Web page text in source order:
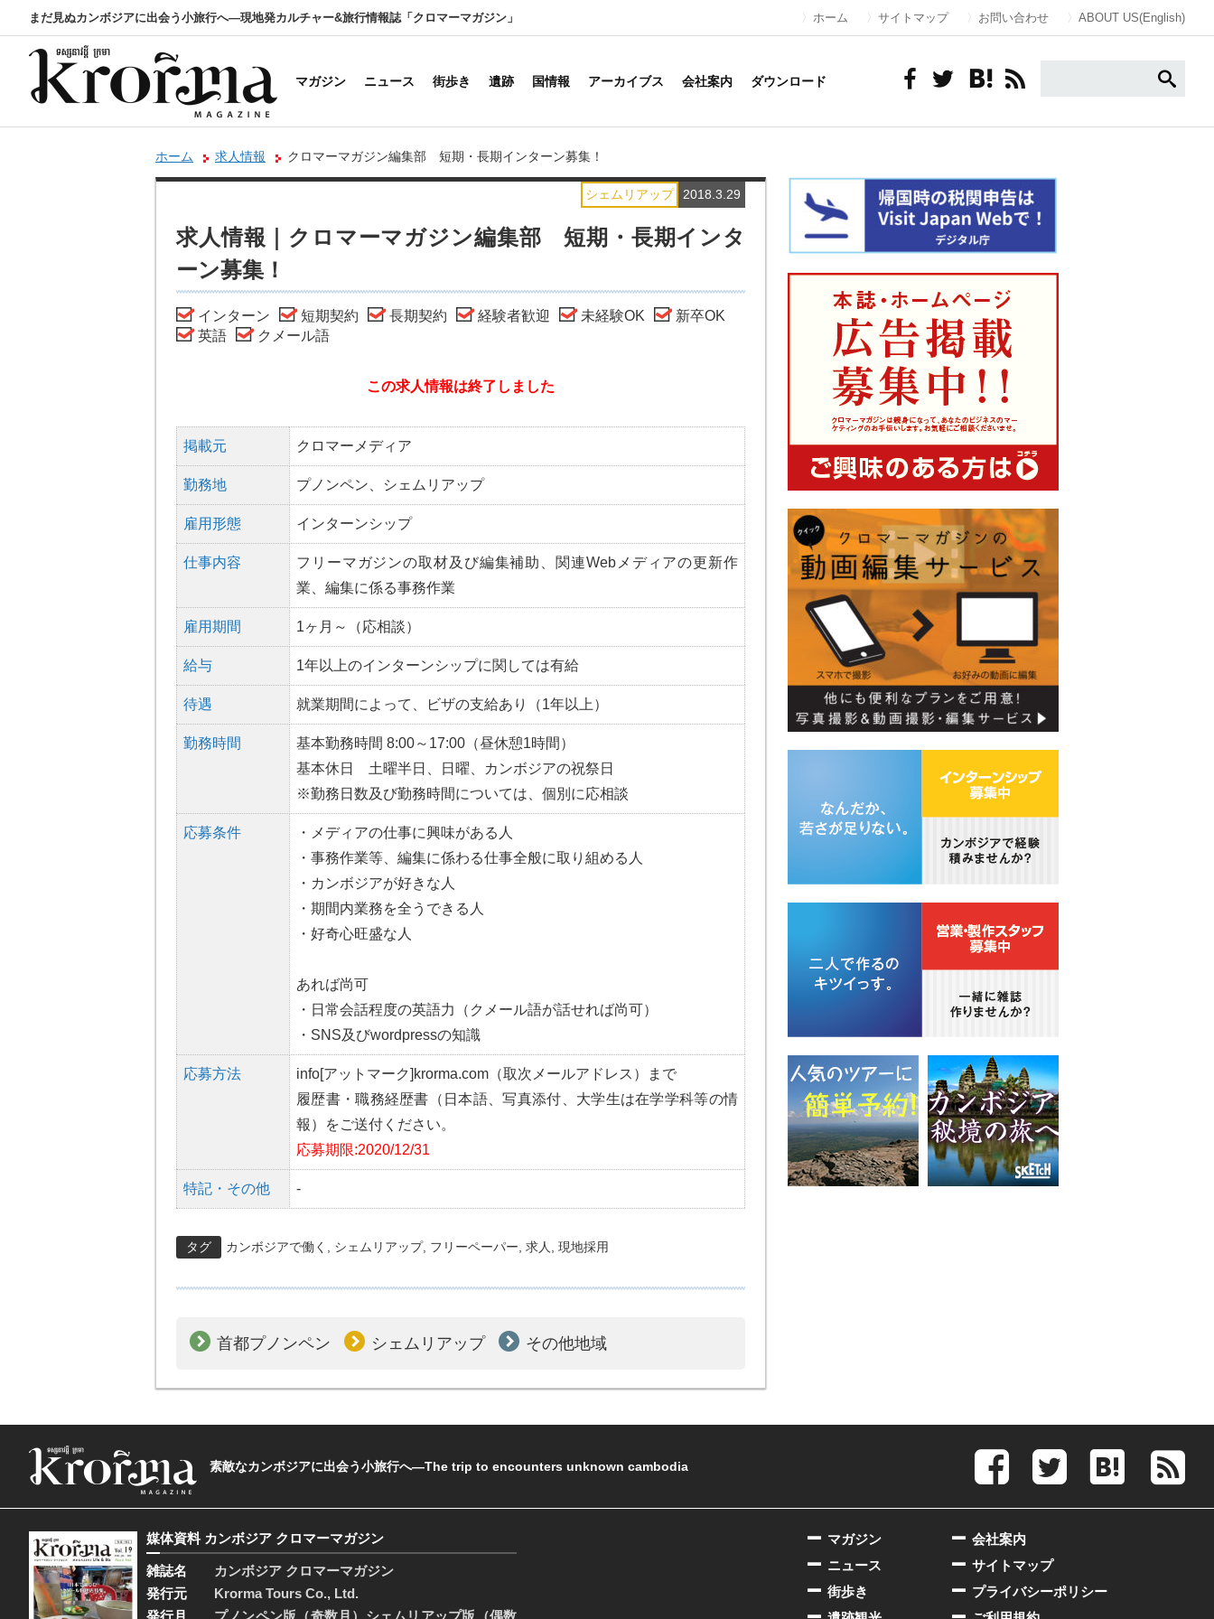
まだ見ぬカンボジアに出会う小旅行へ―現地発カルチャー&旅行情報誌「クロマーマガジン」 ホーム サイトマップ お問い合わせ ABOUT US(English)
マガジン ニュース 街歩き 遺跡 国情報 アーカイブス 会社案内 ダウンロード
ホーム 求人情報 クロマーマガジン編集部 短期・長期インターン募集！
2018.3.29
シェムリアップ
求人情報｜クロマーマガジン編集部 短期・長期インタ
ーン募集！
インターン 短期契約 長期契約 経験者歓迎 未経験OK
新卒OK
英語
クメール語
この求人情報は終了しました
掲載元 クロマーメディア
勤務地 プノンペン、シェムリアップ
雇用形態 インターンシップ
仕事内容
フリーマガジンの取材及び編集補助、関連Webメディアの更新作
業、編集に係る事務作業
雇用期間 1ヶ月～（応相談）
給与 1年以上のインターンシップに関しては有給
待遇 就業期間によって、ビザの支給あり（1年以上）
勤務時間
基本勤務時間 8:00～17:00（昼休憩1時間）
基本休日 土曜半日、日曜、カンボジアの祝祭日
※勤務日数及び勤務時間については、個別に応相談
応募条件
・メディアの仕事に興味がある人
・事務作業等、編集に係わる仕事全般に取り組める人
・カンボジアが好きな人
・期間内業務を全うできる人
・好奇心旺盛な人
あれば尚可
・日常会話程度の英語力（クメール語が話せれば尚可）
・SNS及びwordpressの知識
応募方法
info[アットマーク]krorma.com（取次メールアドレス）まで
履歴書・職務経歴書（日本語、写真添付、大学生は在学学科等の情
報）をご送付ください。
応募期限:2020/12/31
特記・その他 -
タグ カンボジアで働く シェムリアップ, フリーペーパー 求人 現地採用
首都プノンペン シェムリアップ その他地域
素敵なカンボジアに出会う小旅行へ―The trip to encounters unknown cambodia
媒体資料 カンボジア クロマーマガジン
雑誌名
カンボジア クロマーマガジン
発行元
Krorma Tours Co., Ltd.
発行月
プノンペン版（奇数月）シェムリアップ版（偶数
会社案内
サイトマップ
プライバシーポリシー
マガジン
ニュース
街歩き